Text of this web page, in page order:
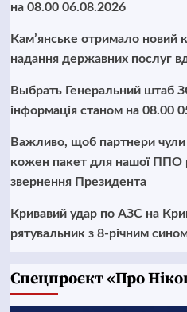
на 08.00 06.08.2026
Кам’янське отримало новий
надання державних послуг
Выбрать Генеральний штаб
інформація станом на 08.00
Важливо, щоб партнери чули
кожен пакет для нашої ППО
звернення Президента
Кривавий удар по АЗС на
рятувальник з 8-річним
Cпецпроєкт «Про